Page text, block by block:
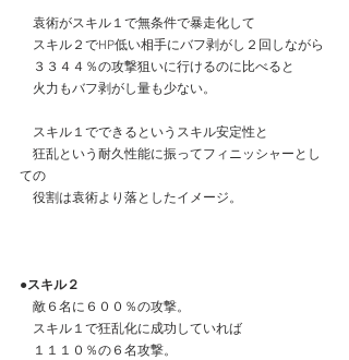
袁術がスキル１で無条件で暴走化して
スキル２でHP低い相手にバフ剥がし２回しながら
３３４４％の攻撃狙いに行けるのに比べると
火力もバフ剥がし量も少ない。
スキル１でできるというスキル安定性と
狂乱という耐久性能に振ってフィニッシャーとし
ての
役割は袁術より落としたイメージ。
●スキル２
敵６名に６００％の攻撃。
スキル１で狂乱化に成功していれば
１１１０％の６名攻撃。